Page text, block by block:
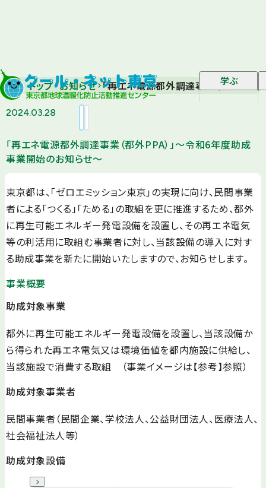
学ぶ
トップ お知らせ 「再エネ電源都外調達事業（都外PPA
2024.03.28
「再エネ電源都外調達事業（都外PPA）」～令和6年度助成
事業開始のお知らせ～
東京都は、「ゼロエミッション東京」の実現に向け、民間事業
者による「つくる」「ためる」の取組を更に推進するため、都外
に再生可能エネルギー発電設備を設置し、その再エネ電気
等の利活用に取組む事業者に対し、当該設備の導入に対す
る助成事業を新たに開始いたしますので、お知らせします。
事業概要
助成対象事業
都外に再生可能エネルギー発電設備を設置し、当該設備か
ら得られた再エネ電気又は環境価値を都内施設に供給し、
当該施設で消費する取組 （事業イメージは【参考】参照）
助成対象事業者
民間事業者（民間企業、学校法人、公益財団法人、医療法人、
社会福祉法人等）
助成対象設備